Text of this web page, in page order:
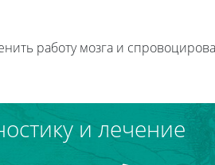
работу мозга и
и лечение